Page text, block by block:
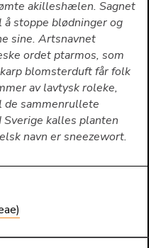
akilleshælen. Sagnet
stoppe blødninger og
sine. Artsnavnet
ordet ptarmos, som
blomsterduft får folk
av lavtysk roleke,
sammenrullete
kalles planten
navn er sneezewort.